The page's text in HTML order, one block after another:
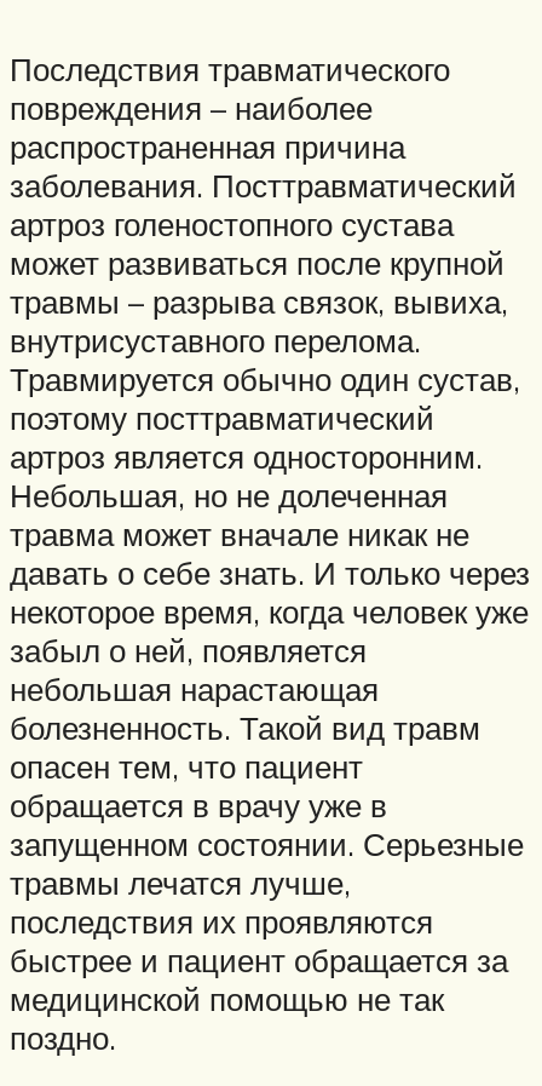
Последствия травматического
повреждения – наиболее
распространенная причина
заболевания. Посттравматический
артроз голеностопного сустава
может развиваться после крупной
травмы – разрыва связок, вывиха,
внутрисуставного перелома.
Травмируется обычно один сустав,
поэтому посттравматический
артроз является односторонним.
Небольшая, но не долеченная
травма может вначале никак не
давать о себе знать. И только через
некоторое время, когда человек уже
забыл о ней, появляется
небольшая нарастающая
болезненность. Такой вид травм
опасен тем, что пациент
обращается в врачу уже в
запущенном состоянии. Серьезные
травмы лечатся лучше,
последствия их проявляются
быстрее и пациент обращается за
медицинской помощью не так
поздно.